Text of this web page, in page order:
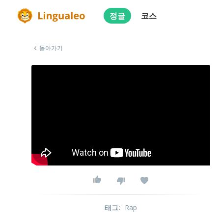
정글 코스
돌아가기
태그: Rap